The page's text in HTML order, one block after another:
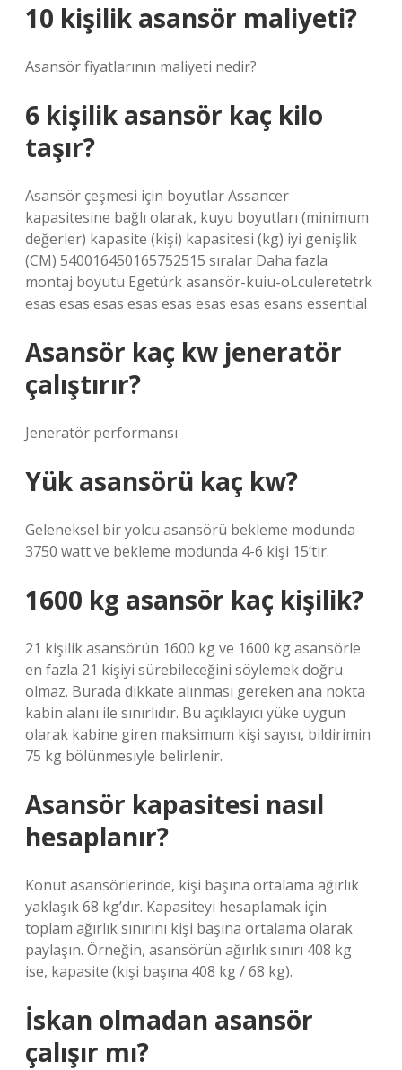
10 kişilik asansör maliyeti?
Asansör fiyatlarının maliyeti nedir?
6 kişilik asansör kaç kilo
taşır?
Asansör çeşmesi için boyutlar Assancer
kapasitesine bağlı olarak, kuyu boyutları (minimum
değerler) kapasite (kişi) kapasitesi (kg) iyi genişlik
(CM) 540016450165752515 sıralar Daha fazla
montaj boyutu Egetürk asansör-kuiu-oLculeretetrk
esas esas esas esas esas esas esas esans essential
Asansör kaç kw jeneratör
çalıştırır?
Jeneratör performansı
Yük asansörü kaç kw?
Geleneksel bir yolcu asansörü bekleme modunda
3750 watt ve bekleme modunda 4-6 kişi 15’tir.
1600 kg asansör kaç kişilik?
21 kişilik asansörün 1600 kg ve 1600 kg asansörle
en fazla 21 kişiyi sürebileceğini söylemek doğru
olmaz. Burada dikkate alınması gereken ana nokta
kabin alanı ile sınırlıdır. Bu açıklayıcı yüke uygun
olarak kabine giren maksimum kişi sayısı, bildirimin
75 kg bölünmesiyle belirlenir.
Asansör kapasitesi nasıl
hesaplanır?
Konut asansörlerinde, kişi başına ortalama ağırlık
yaklaşık 68 kg’dır. Kapasiteyi hesaplamak için
toplam ağırlık sınırını kişi başına ortalama olarak
paylaşın. Örneğin, asansörün ağırlık sınırı 408 kg
ise, kapasite (kişi başına 408 kg / 68 kg).
İskan olmadan asansör
çalışır mı?